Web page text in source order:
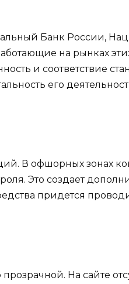
Банк России,
на рынках
и соответствие
его
В офшорных зонах
Это создает
придется
На сайте